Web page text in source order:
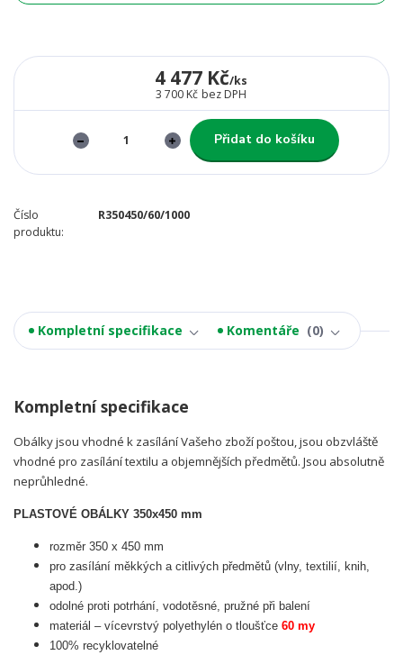
4 477 Kč/ks
3 700 Kč bez DPH
Přidat do košíku
Číslo
produktu:
R350450/60/1000
Kompletní specifikace Komentáře 0
Kompletní specifikace
Obálky jsou vhodné k zasílání Vašeho zboží poštou, jsou obzvláště
vhodné pro zasílání textilu a objemnějších předmětů. Jsou absolutně
neprůhledné.
PLASTOVÉ OBÁLKY 350x450 mm
rozměr 350 x 450 mm
pro zasílání měkkých a citlivých předmětů (vlny, textilií, knih,
apod.)
odolné proti potrhání, vodotěsné, pružné při balení
materiál – vícevrstvý polyethylén o tloušťce 60 my
100% recyklovatelné